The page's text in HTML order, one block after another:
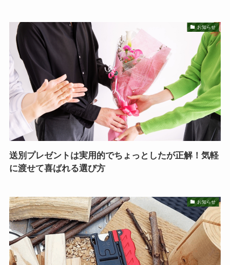
お知らせ
送別プレゼントは実用的でちょっとしたが正解！気軽
に渡せて喜ばれる選び方
お知らせ